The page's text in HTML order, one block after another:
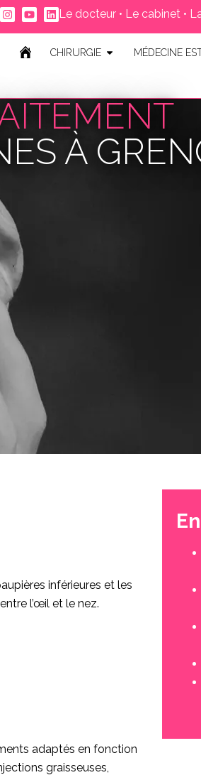
Le docteur• Le cabinet•
CHIRURGIE MÉDECINE
À
inférieures et les
l’œil et le nez.
adaptés en fonction
graisseuses,